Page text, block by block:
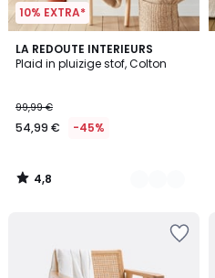
10% EXTRA*
LA REDOUTE INTERIEURS
Plaid in pluizige stof, Colton
99,99 €
54,99 € -45%
4,8
/ 5
3
Kleuren
4,8
/